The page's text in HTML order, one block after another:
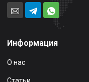
Информация
О нас